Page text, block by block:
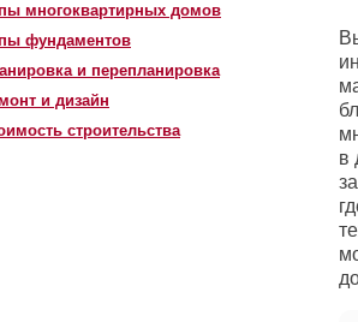
многоквартирных домов
фундаментов
и перепланировка
и дизайн
строительства
в